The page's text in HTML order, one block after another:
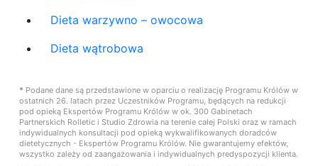
Dieta warzywno – owocowa
Dieta wątrobowa
* Podane dane są przedstawione w oparciu o realizację Programu Królów w
ostatnich 26. latach przez Uczestników Programu, będących na redukcji
pod opieką Ekspertów Programu Królów w ok. 300 Gabinetach
Partnerskich Rolletic i Studio Zdrowia na terenie całej Polski oraz w ramach
indywidualnych konsultacji pod opieką wykwalifikowanych doradców
dietetycznych - Ekspertów Programu Królów. Nie gwarantujemy efektów,
wszystko zależy od zaangażowania i indywidualnych predyspozycji klienta.